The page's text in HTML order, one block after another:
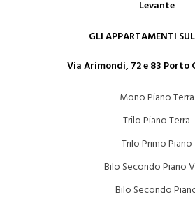
Levante
GLI APPARTAMENTI
Via Arimondi, 72 e 83 Porto
Mono Piano Terra
Trilo Piano Terra
Trilo Primo Piano
Bilo Secondo Piano
Bilo Secondo